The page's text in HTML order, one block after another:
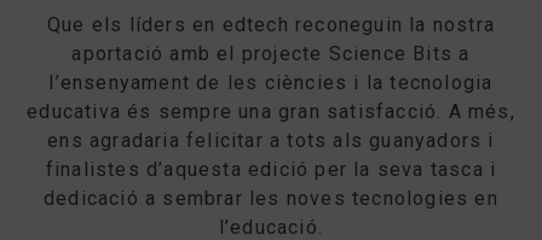
Que els líders en edtech reconeguin la nostra
aportació amb el projecte Science Bits a
l’ensenyament de les ciències i la tecnologia
educativa és sempre una gran satisfacció. A més,
ens agradaria felicitar a tots als guanyadors i
finalistes d’aquesta edició per la seva tasca i
dedicació a sembrar les noves tecnologies en
l’educació.